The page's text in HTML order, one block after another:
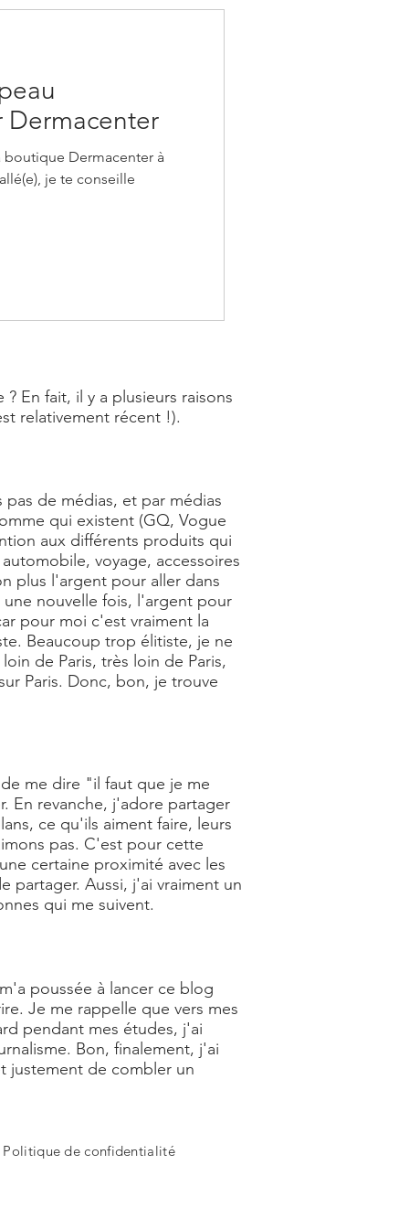
Dermacenter
boutique Dermacenter à
je te conseille
En fait, il y a plusieurs raisons
relativement récent !).
de médias, et par médias
qui existent (GQ, Vogue
aux différents produits qui
voyage, accessoires
plus l'argent pour aller dans
nouvelle fois, l'argent pour
pour moi c'est vraiment la
Beaucoup trop élitiste, je ne
de Paris, très loin de Paris,
Paris. Donc, bon, je trouve
me dire "il faut que je me
En revanche, j'adore partager
ce qu'ils aiment faire, leurs
pas. C'est pour cette
certaine proximité avec les
partager. Aussi, j'ai vraiment un
qui me suivent.
poussée à lancer ce blog
Je me rappelle que vers mes
pendant mes études, j'ai
Bon, finalement, j'ai
justement de combler un
Politique de confidentialité